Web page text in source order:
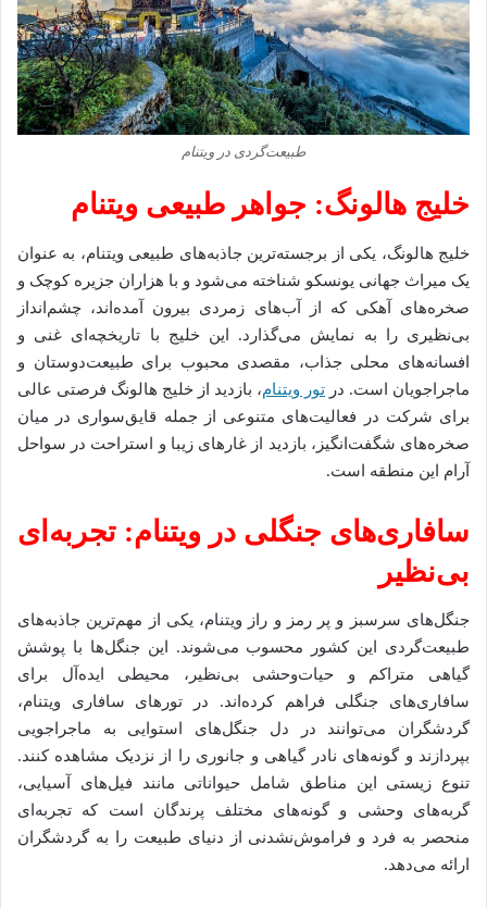
طبیعت‌گردی در ویتنام
خلیج هالونگ: جواهر طبیعی ویتنام
خلیج هالونگ، یکی از برجسته‌ترین جاذبه‌های طبیعی ویتنام، به عنوان
یک میراث جهانی یونسکو شناخته می‌شود و با هزاران جزیره کوچک و
صخره‌های آهکی که از آب‌های زمردی بیرون آمده‌اند، چشم‌انداز
بی‌نظیری را به نمایش می‌گذارد. این خلیج با تاریخچه‌ای غنی و
افسانه‌های محلی جذاب، مقصدی محبوب برای طبیعت‌دوستان و
ماجراجویان است. در تور ویتنام، بازدید از خلیج هالونگ فرصتی عالی
برای شرکت در فعالیت‌های متنوعی از جمله قایق‌سواری در میان
صخره‌های شگفت‌انگیز، بازدید از غارهای زیبا و استراحت در سواحل
آرام این منطقه است.
سافاری‌های جنگلی در ویتنام: تجربه‌ای
بی‌نظیر
جنگل‌های سرسبز و پر رمز و راز ویتنام، یکی از مهم‌ترین جاذبه‌های
طبیعت‌گردی این کشور محسوب می‌شوند. این جنگل‌ها با پوشش
گیاهی متراکم و حیات‌وحشی بی‌نظیر، محیطی ایده‌آل برای
سافاری‌های جنگلی فراهم کرده‌اند. در تورهای سافاری ویتنام،
گردشگران می‌توانند در دل جنگل‌های استوایی به ماجراجویی
بپردازند و گونه‌های نادر گیاهی و جانوری را از نزدیک مشاهده کنند.
تنوع زیستی این مناطق شامل حیواناتی مانند فیل‌های آسیایی،
گربه‌های وحشی و گونه‌های مختلف پرندگان است که تجربه‌ای
منحصر به فرد و فراموش‌نشدنی از دنیای طبیعت را به گردشگران
ارائه می‌دهد.